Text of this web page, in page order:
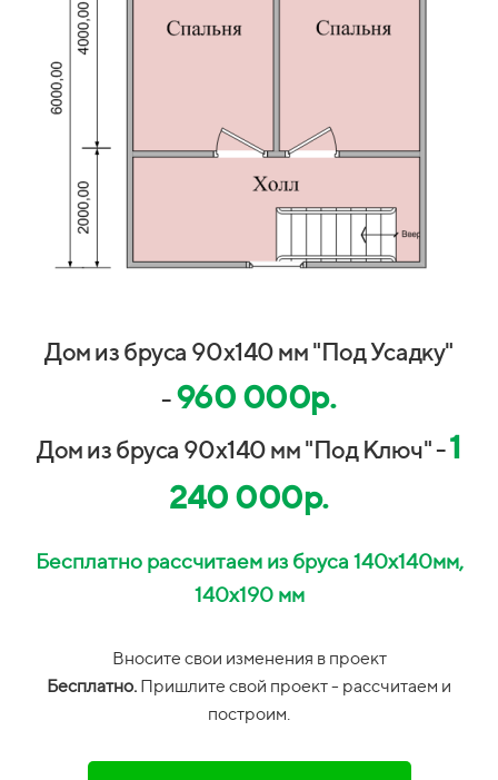
Дом из бруса 90х140 мм "Под Усадку"
-960 000р.
Дом из бруса 90х140 мм "Под Ключ" -1
240 000р.
Бесплатно рассчитаем из бруса 140х140мм,
140х190 мм
Вносите свои изменения в проект
Бесплатно. Пришлите свой проект - рассчитаем и
построим.